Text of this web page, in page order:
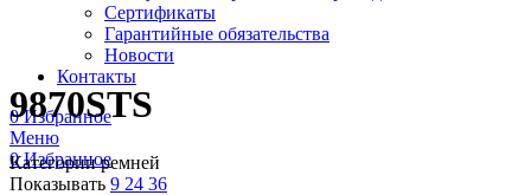
Сертификаты
Гарантийные обязательства
Новости
Контакты
0Избранное
Меню
0Избранное
9870STS
Категории ремней
Показывать 9 24 36